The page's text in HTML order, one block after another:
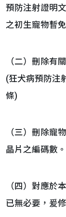
預防注射證明
之初生寵物暫
（二）刪除有
(狂犬病預防注
條)
（三）刪除寵
晶片之編碼數
（四）對應於
已無必要，爰